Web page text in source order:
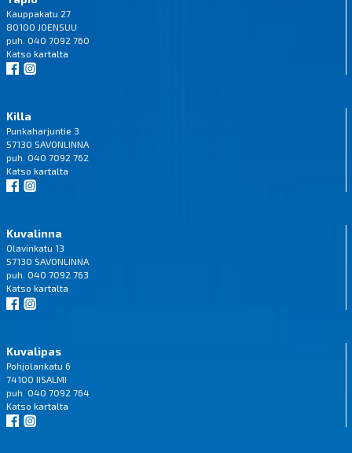
Kauppakatu 27
80100 JOENSUU
puh. 040 7092 760
Katso kartalta
Killa
Punkaharjuntie 3
57130 SAVONLINNA
puh. 040 7092 762
Katso kartalta
Kuvalinna
Olavinkatu 13
57130 SAVONLINNA
puh. 040 7092 763
Katso kartalta
Kuvalipas
Pohjolankatu 6
74100 IISALMI
puh. 040 7092 764
Katso kartalta